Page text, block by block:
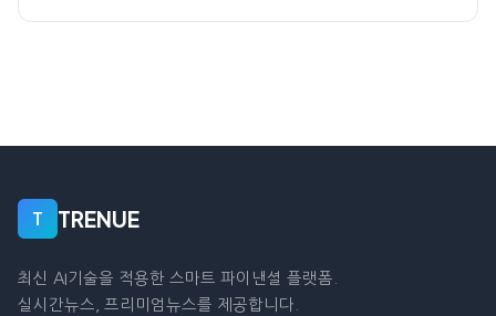
T TRENUE
최신 AI기술을 적용한 스마트 파이낸셜 플랫폼.
실시간뉴스, 프리미엄뉴스를 제공합니다.